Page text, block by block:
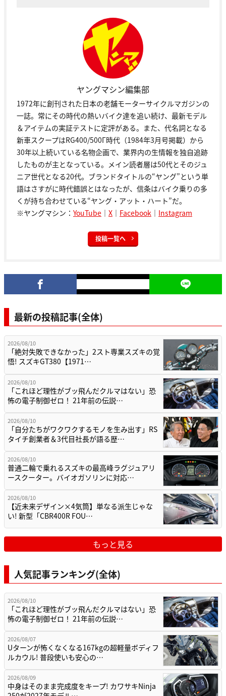
ヤングマシン編集部
1972年に創刊された日本の老舗モーターサイクルマガジンの
一誌。常にその時代の熱いバイク達を追い続け、最新モデル
＆アイテムの実証テストに定評がある。また、代名詞となる
新車スクープはRG400/500Γ時代（1984年3月号掲載）から
30年以上続いている名物企画で、業界内の生情報を独自追跡
したものが主となっている。メイン読者層は50代とそのジュ
ニア世代となる20代。ブランドタイトルの“ヤング”という単
語はさすがに時代錯誤とはなったが、信条はバイク乗りの多
くが持ち合わせている“ヤング・アット・ハート”だ。
※ヤングマシン： YouTube ｜ X ｜ Facebook ｜ Instagram
投稿一覧へ
最新の投稿記事(全体)
2026/08/10
「絶対失敗できなかった」2スト専業スズキの覚
悟! スズキGT380【1971…
2026/08/10
「これほど理性がブッ飛んだクルマはない」恐
怖の電子制御ゼロ！ 21年前の伝説…
2026/08/10
「自分たちがワクワクするモノを生み出す」RS
タイチ創業者＆3代目社長が語る歴…
2026/08/10
普通二輪で乗れるスズキの最高峰ラグジュアリ
ースクーター。バイオガソリンに対応…
2026/08/10
【近未来デザイン×4気筒】単なる派生じゃな
い! 新型「CBR400R FOU…
もっと見る
人気記事ランキング(全体)
2026/08/10
「これほど理性がブッ飛んだクルマはない」恐
怖の電子制御ゼロ！ 21年前の伝説…
2026/08/07
Uターンが怖くなくなる167kgの超軽量ボディフ
ルカウル! 普段使いも安心の…
2026/08/09
中身はそのまま完成度をキープ! カワサキNinja